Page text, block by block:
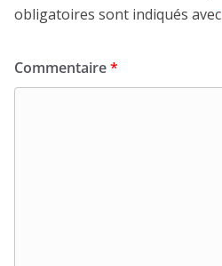
obligatoires sont indiqués avec
Commentaire*